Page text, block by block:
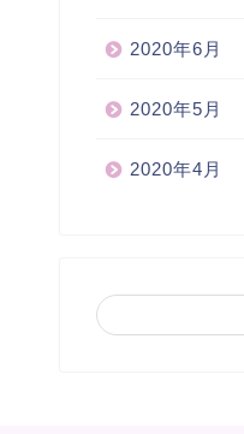
2020年6月
2020年5月
2020年4月